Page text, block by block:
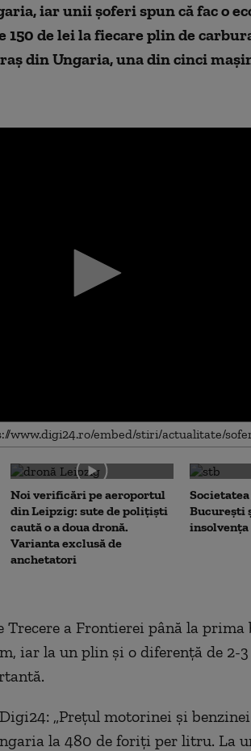
iar unii șoferi spun că fac o
150 de lei la fiecare plin de
din Ungaria, una din cinci
Noi verificări pe aeroportul
din Leipzig: sute de polițiști
caută o a doua dronă.
Varianta exclusă de
anchetatori
București
insolvența
Trecere a Frontierei până la
iar la un plin și o diferență de 2-
„Prețul motorinei și
la 480 de foriți per litru. La